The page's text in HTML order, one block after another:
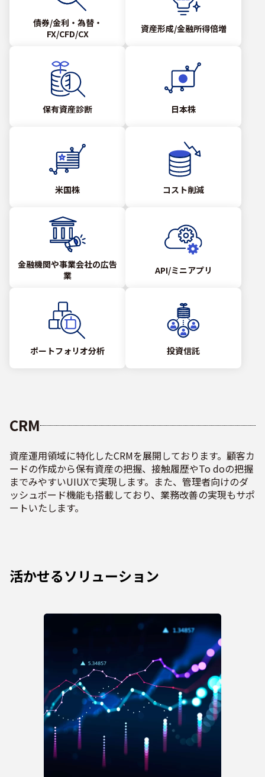
債券/金利・為替・
FX/CFD/CX
資産形成/金融所得倍増
保有資産診断 日本株
米国株 コスト削減
金融機関や事業会社の広告
業
API/ミニアプリ
ポートフォリオ分析 投資信託
CRM
資産運用領域に特化したCRMを展開しております。顧客カ
ードの作成から保有資産の把握、接触履歴やTo doの把握
までみやすいUIUXで実現します。また、管理者向けのダ
ッシュボード機能も搭載しており、業務改善の実現もサポ
ートいたします。
活かせるソリューション